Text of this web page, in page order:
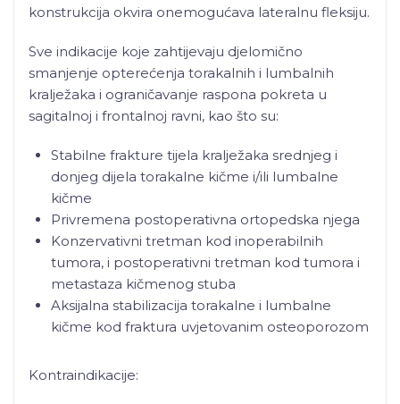
konstrukcija okvira onemogućava lateralnu fleksiju.
Sve indikacije koje zahtijevaju djelomično
smanjenje opterećenja torakalnih i lumbalnih
kralježaka i ograničavanje raspona pokreta u
sagitalnoj i frontalnoj ravni, kao što su:
Stabilne frakture tijela kralježaka srednjeg i
donjeg dijela torakalne kičme i/ili lumbalne
kičme
Privremena postoperativna ortopedska njega
Konzervativni tretman kod inoperabilnih
tumora, i postoperativni tretman kod tumora i
metastaza kičmenog stuba
Aksijalna stabilizacija torakalne i lumbalne
kičme kod fraktura uvjetovanim osteoporozom
Kontraindikacije: